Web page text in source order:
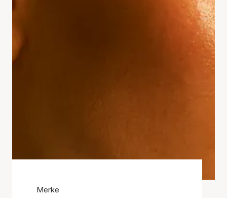
Merke